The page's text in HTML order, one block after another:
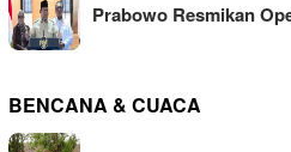
Prabowo Resmikan
BENCANA & CUACA